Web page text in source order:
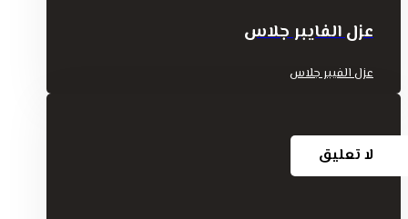
عزل الفايبر جلاس
عزل الفيبر جلاس
لا تعليق